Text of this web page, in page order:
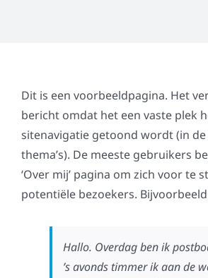
Dit is een voorbeeldpagina. Het
bericht omdat het een vaste plek
sitenavigatie getoond wordt (in
thema’s). De meeste gebruikers
‘Over mij’ pagina om zich voor te
potentiële bezoekers.
Hallo. Overdag ben ik
’s avonds timmer ik aan de